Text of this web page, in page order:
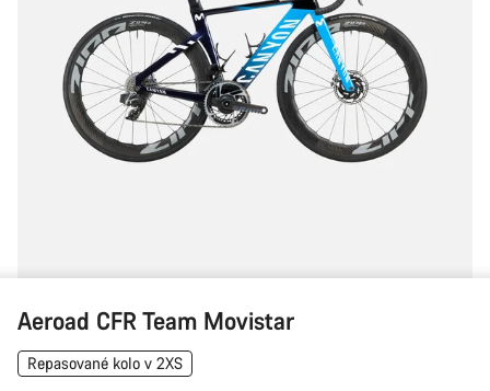
Aeroad CFR Team Movistar
Repasované kolo v 2XS